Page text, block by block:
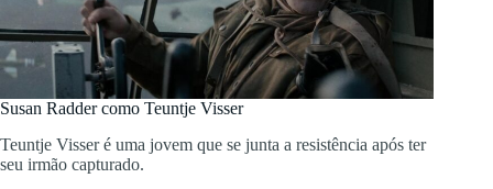
Susan Radder como Teuntje Visser
Teuntje Visser é uma jovem que se junta a resistência após ter
seu irmão capturado.